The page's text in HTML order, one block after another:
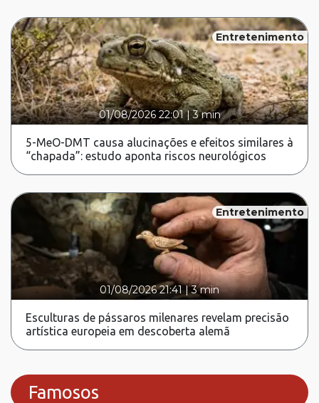
Entretenimento
01/08/2026 22:01|3 min
5-MeO-DMT causa alucinações e efeitos similares à
“chapada”: estudo aponta riscos neurológicos
Entretenimento
01/08/2026 21:41 |3 min
Esculturas de pássaros milenares revelam precisão
artística europeia em descoberta alemã
Famosos